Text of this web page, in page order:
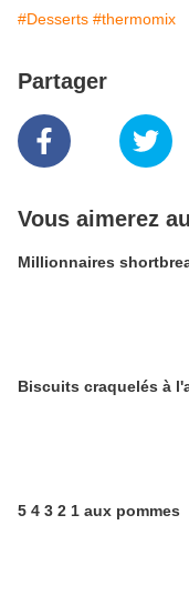
#Desserts #thermomix
Partager
Vous aimerez
Millionnaires
Biscuits craquelés à
5 4 3 2 1 aux pommes